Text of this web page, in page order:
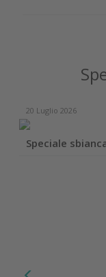
20 Luglio 2026
Speciale